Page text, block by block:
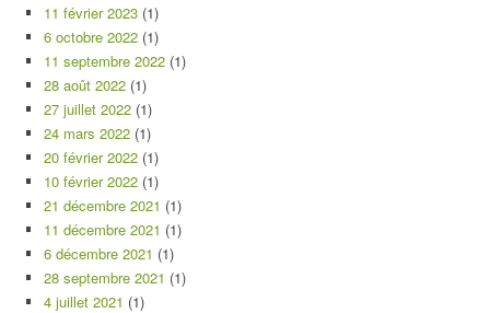
11 février 2023 (1)
6 octobre 2022 (1)
11 septembre 2022 (1)
28 août 2022 (1)
27 juillet 2022 (1)
24 mars 2022 (1)
20 février 2022 (1)
10 février 2022 (1)
21 décembre 2021 (1)
11 décembre 2021 (1)
6 décembre 2021 (1)
28 septembre 2021 (1)
4 juillet 2021 (1)